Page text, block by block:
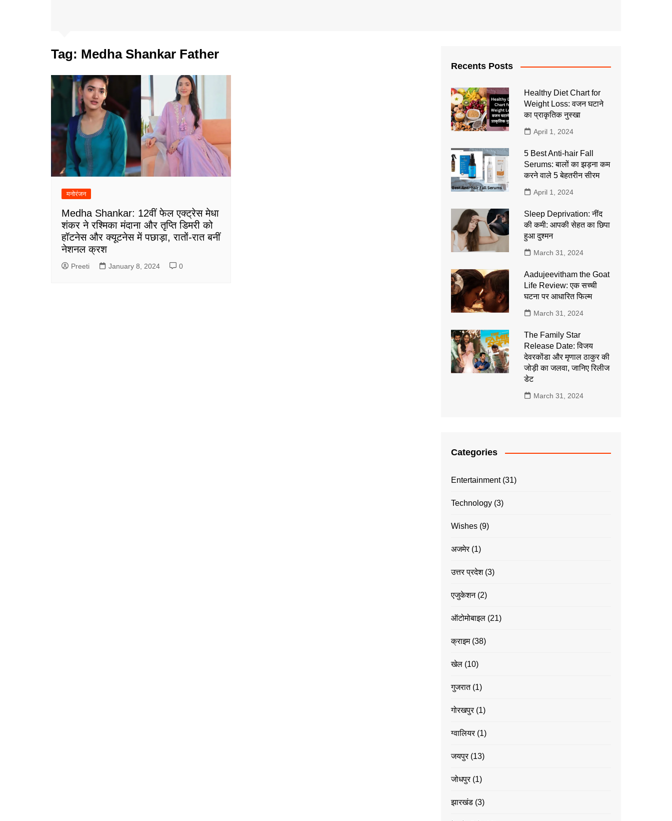
Tag: Medha Shankar Father
मनोरंजन
Medha Shankar: 12वीं फेल एक्ट्रेस मेधा
शंकर ने रश्मिका मंदाना और तृप्ति डिमरी को
हॉटनेस और क्यूटनेस में पछाड़ा, रातों-रात बनीं
नेशनल क्रश
Preeti January 8, 2024 0
Recents Posts
Healthy Diet Chart for
Weight Loss: वजन घटाने
का प्राकृतिक नुस्खा
April 1, 2024
5 Best Anti-hair Fall
Serums: बालों का झड़ना कम
करने वाले 5 बेहतरीन सीरम
April 1, 2024
Sleep Deprivation: नींद
की कमी: आपकी सेहत का छिपा
हुआ दुश्मन
March 31, 2024
Aadujeevitham the Goat
Life Review: एक सच्ची
घटना पर आधारित फिल्म
March 31, 2024
The Family Star
Release Date: विजय
देवरकोंडा और मृणाल ठाकुर की
जोड़ी का जलवा, जानिए रिलीज
डेट
March 31, 2024
Categories
Entertainment(31)
Technology (3)
Wishes (9)
अजमेर(1)
उत्तर प्रदेश(3)
एजुकेशन(2)
ऑटोमोबाइल (21)
क्राइम(38)
खेल (10)
गुजरात(1)
गोरखपुर(1)
ग्वालियर(1)
जयपुर(13)
जोधपुर(1)
झारखंड (3)